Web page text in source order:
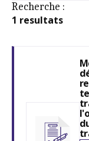
Recherche :
1 resultats